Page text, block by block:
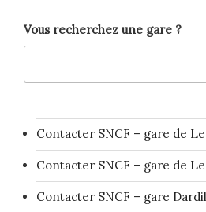
Vous recherchez une gare ?
Contacter SNCF – gare de
Contacter SNCF – gare de
Contacter SNCF – gare